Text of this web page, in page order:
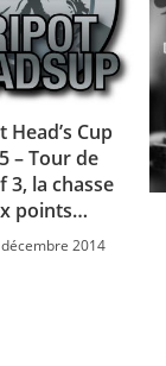
Head’s Cup
– Tour de
3, la chasse
points…
2014